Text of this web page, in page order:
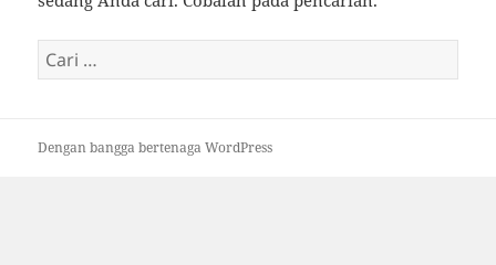
Cari
untuk:
Dengan bangga bertenaga WordPress